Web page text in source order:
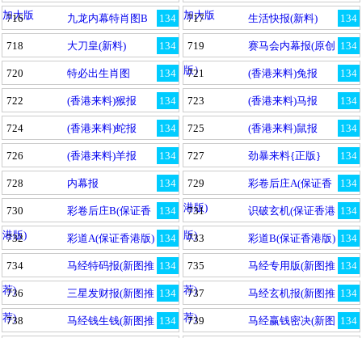
加大版
加大版
134
716 九龙内幕特肖图B 134
717 生活快报(新料)
134
718 大刀皇(新料) 134
719
赛马会内幕报(原创
版）
134
720 特必出生肖图 134
721 (香港来料)兔报
134
722 (香港来料)猴报 134
723 (香港来料)马报
134
724 (香港来料)蛇报 134
725 (香港来料)鼠报
134
726 (香港来料)羊报 134
727 劲暴来料{正版}
134
728 内幕报 134
729
彩卷后庄A(保证香
港版)
134
730
彩卷后庄B(保证香
港版)
134
731
识破玄机(保证香港
版)
134
732 彩道A(保证香港版) 134
733 彩道B(保证香港版)
134
734
马经特码报(新图推
荐)
134
735
马经专用版(新图推
荐)
134
736
三星发财报(新图推
荐)
134
737
马经玄机报(新图推
荐)
134
738
马经钱生钱(新图推
134
739
马经赢钱密决(新图